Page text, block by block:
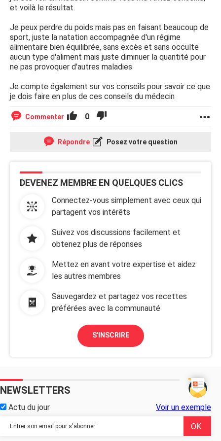
et voilà le résultat.
Je peux perdre du poids mais pas en faisant beaucoup de
sport, juste la natation accompagnée d'un régime
alimentaire bien équilibrée, sans excès et sans occulte
aucun type d'aliment mais juste diminuer la quantité pour
ne pas provoquer d'autres maladies
Je compte également sur vos conseils pour savoir ce que
je dois faire en plus de ces conseils du médecin
Commenter 0
Répondre Posez votre question
DEVENEZ MEMBRE EN QUELQUES CLICS
Connectez-vous simplement avec ceux qui
partagent vos intérêts
Suivez vos discussions facilement et
obtenez plus de réponses
Mettez en avant votre expertise et aidez
les autres membres
Sauvegardez et partagez vos recettes
préférées avec la communauté
S'INSCRIRE
NEWSLETTERS
Actu du jour Voir un exemple